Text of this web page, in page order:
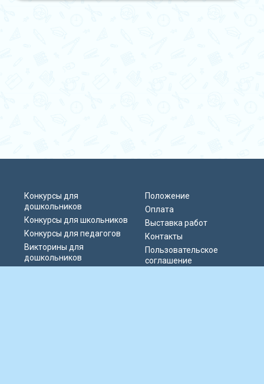
Конкурсы для
дошкольников
Конкурсы для школьников
Конкурсы для педагогов
Викторины для
дошкольников
Положение
Оплата
Выставка работ
Контакты
Пользовательское
соглашение